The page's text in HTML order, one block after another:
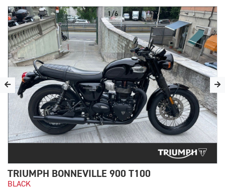
1/6
TRIUMPH BONNEVILLE 900 T100
BLACK